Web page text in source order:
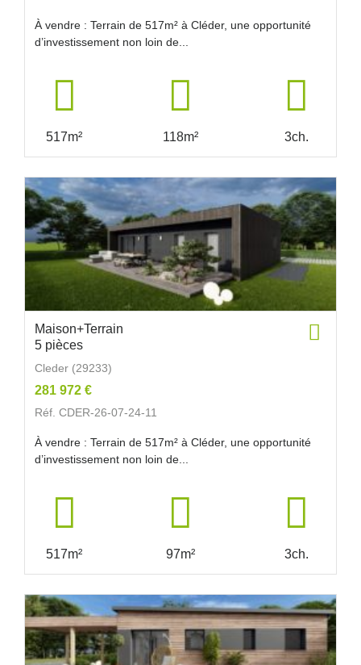
À vendre : Terrain de 517m² à Cléder, une opportunité
d’investissement non loin de...
517m² 118m² 3ch.
Maison+Terrain
5 pièces
Cleder (29233)
281 972 €
Réf. CDER-26-07-24-11
À vendre : Terrain de 517m² à Cléder, une opportunité
d’investissement non loin de...
517m² 97m² 3ch.